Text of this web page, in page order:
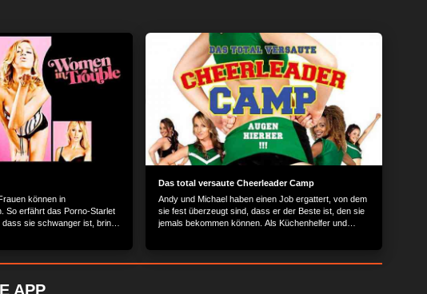
können Sie auf detailliertere
zustimmen oder diese
Daten ohne Ihre Einwilligung
Ihre Einstellungen
oder Ihre Einwilligung
auf die Schaltfläche
ZUSTIMMEN
können in
So erfährt das Porno-Starlet
sie schwanger ist, bringt
Das total versaute Cheerleader Camp
Andy und Michael haben einen Job ergattert, von dem
sie fest überzeugt sind, dass er der Beste ist, den sie
jemals bekommen können. Als Küchenhelfer und
APP